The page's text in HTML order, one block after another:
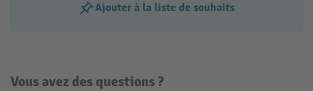
Ajouter à la liste de souhaits
Vous avez des questions ?